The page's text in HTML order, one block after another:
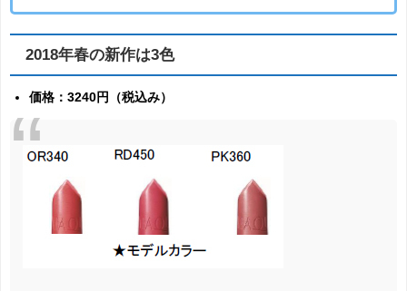
2018年春の新作は3色
価格：3240円（税込み）